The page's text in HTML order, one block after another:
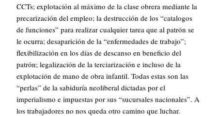
CCTs; explotación al máximo de la clase obrera mediante la
precarización del empleo; la destrucción de los “catalogos
de funciones” para realizar cualquier tarea que al patrón se
le ocurra; desaparición de la “enfermedades de trabajo”;
flexibilización en los días de descanso en beneficio del
patrón; legalización de la terciarización e incluso de la
explotación de mano de obra infantil. Todas estas son las
“perlas” de la sabiduría neoliberal dictadas por el
imperialismo e impuestas por sus “sucursales nacionales”. A
los trabajadores no nos queda otro camino que luchar.